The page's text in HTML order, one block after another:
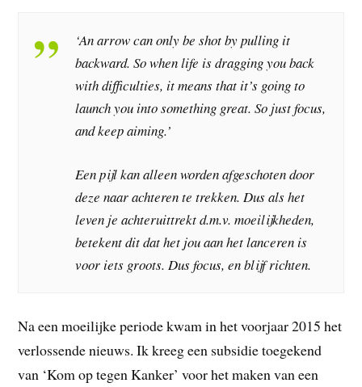
‘An arrow can only be shot by pulling it
backward. So when life is dragging you back
with difficulties, it means that it’s going to
launch you into something great. So just focus,
and keep aiming.’
Een pijl kan alleen worden afgeschoten door
deze naar achteren te trekken. Dus als het
leven je achteruittrekt d.m.v. moeilijkheden,
betekent dit dat het jou aan het lanceren is
voor iets groots. Dus focus, en blijf richten.
Na een moeilijke periode kwam in het voorjaar 2015 het
verlossende nieuws. Ik kreeg een subsidie toegekend
van ‘Kom op tegen Kanker’ voor het maken van een